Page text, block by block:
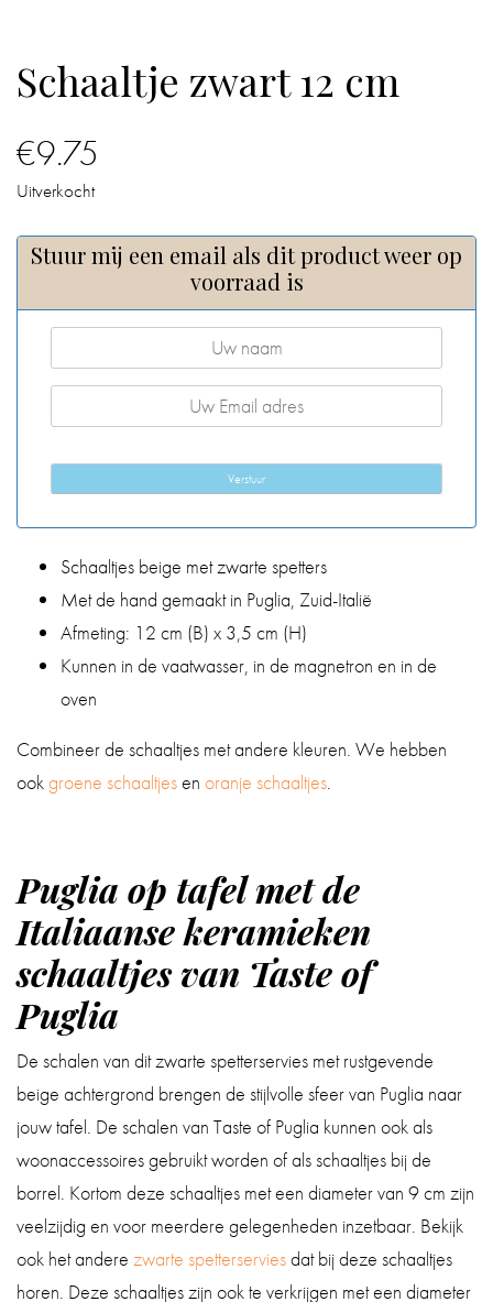
BOEKEN
BLOG
Schaaltje zwart 12 cm
€9.75
Uitverkocht
Stuur mij een email als dit product weer op
voorraad is
Verstuur
Schaaltjes beige met zwarte spetters
Met de hand gemaakt in Puglia, Zuid-Italië
Afmeting: 12 cm (B) x 3,5 cm (H)
Kunnen in de vaatwasser, in de magnetron en in de
oven
Combineer de schaaltjes met andere kleuren. We hebben
ookgroene schaaltjesen oranje schaaltjes.
Puglia op tafel met de
Italiaanse keramieken
schaaltjes van Taste of
Puglia
De schalen van dit zwarte spetterservies met rustgevende
beige achtergrond brengen de stijlvolle sfeer van Puglia naar
jouw tafel. De schalen van Taste of Puglia kunnen ook als
woonaccessoires gebruikt worden of als schaaltjes bij de
borrel. Kortom deze schaaltjes met een diameter van 9 cm zijn
veelzijdig en voor meerdere gelegenheden inzetbaar. Bekijk
ook het andere zwarte spetterserviesdat bij deze schaaltjes
horen. Deze schaaltjes zijn ook te verkrijgen met een diameter